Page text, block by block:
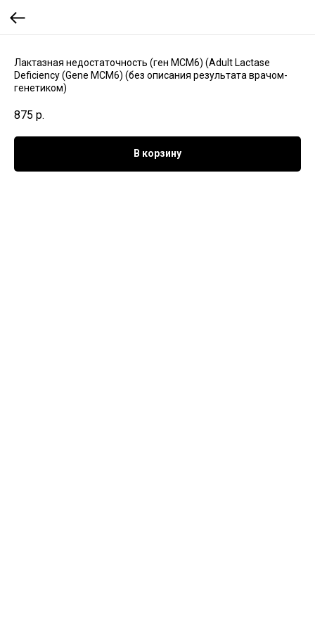
Лактазная недостаточность (ген MCM6) (Adult Lactase
Deficiency (Gene MCM6) (без описания результата врачом-
генетиком)
875 р.
В корзину